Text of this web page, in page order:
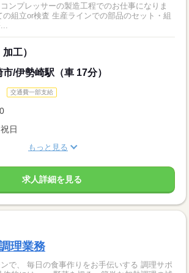
ンプレッサーの製造工程でのお仕事になりま
組立or検査 生産ラインでの部品のセット・組
工）
/伊勢崎駅（車 17分）
交通費一部支給
日
もっと見る
求人詳細を見る
理業務
で、 毎日の食事作りをお手伝いする 調理サポ